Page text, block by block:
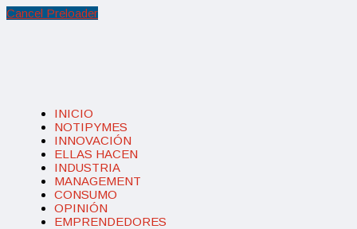
Cancel Preloader
INICIO
NOTIPYMES
INNOVACIÓN
ELLAS HACEN
INDUSTRIA
MANAGEMENT
CONSUMO
OPINIÓN
EMPRENDEDORES